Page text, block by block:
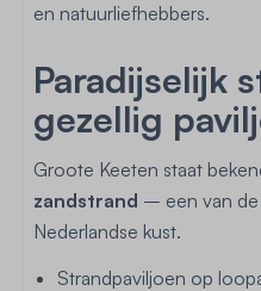
en natuurliefhebbers.
Paradijselijk
gezellig
Groote Keeten staat
zandstrand – een van
Nederlandse kust.
Strandpaviljoen op